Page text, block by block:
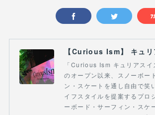
「Curious Ism キュリアス
のオープン以来、スノーボー
ン・スケートを通し自由で笑
イフスタイルを提案するプロ
ーボード・サーフィン・スケ